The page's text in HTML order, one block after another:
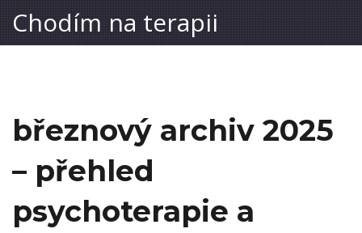
Chodím na terapii
březnový archiv 2025
– přehled
psychoterapie a